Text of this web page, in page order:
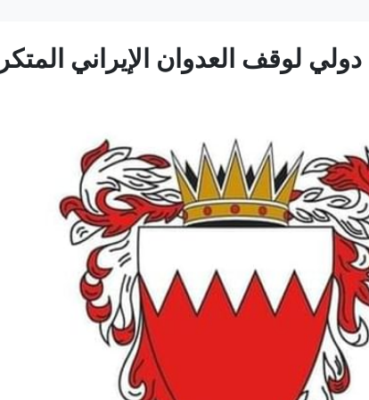
لوقف العدوان الإيراني